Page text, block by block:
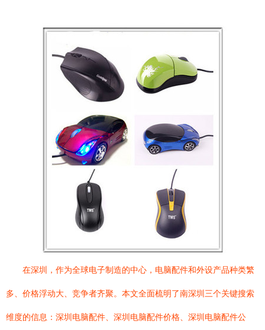
在深圳，作为全球电子制造的中心，电脑配件和外设产品种类繁
多、价格浮动大、竞争者齐聚。本文全面梳明了南深圳三个关键搜索
维度的信息：深圳电脑配件、深圳电脑配件价格、深圳电脑配件公